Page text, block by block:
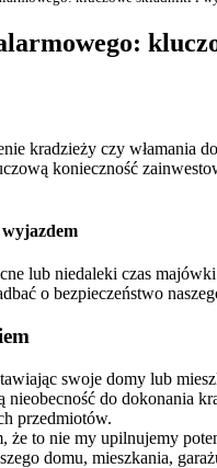
kradzieży czy włamania
konieczność
lub niedaleki czas
o bezpieczeństwo
swoje domy lub
nieobecność do dokonania
przedmiotów.
że to nie my upilnujemy
domu, mieszkania,